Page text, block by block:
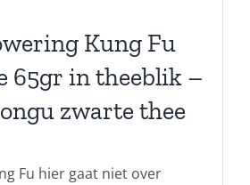
Kung Fu
65gr in theeblik –
zwarte thee
Fu hier gaat niet over